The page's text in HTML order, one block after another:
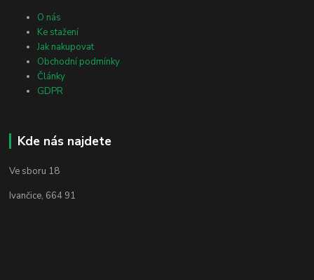
O nás
Ke stažení
Jak nakupovat
Obchodní podmínky
Články
GDPR
Kde nás najdete
Ve sboru 18
Ivančice, 664 91